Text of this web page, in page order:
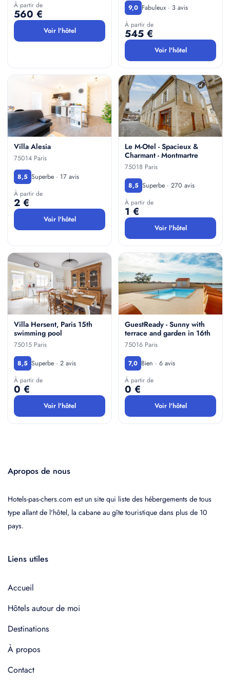
À partir de
560 €
Voir l'hôtel
9,0 Fabuleux · 3 avis
À partir de
545 €
Voir l'hôtel
Villa Alesia
75014 Paris
8,5 Superbe · 17 avis
À partir de
2 €
Voir l'hôtel
Le M-Otel - Spacieux &
Charmant - Montmartre
75018 Paris
8,5 Superbe · 270 avis
À partir de
1 €
Voir l'hôtel
Villa Hersent, Paris 15th
swimming pool
75015 Paris
8,5 Superbe · 2 avis
À partir de
0 €
Voir l'hôtel
GuestReady - Sunny with
terrace and garden in 16th
75016 Paris
7,0 Bien · 6 avis
À partir de
0 €
Voir l'hôtel
Apropos de nous
Hotels-pas-chers.com est un site qui liste des hébergements de tous
type allant de l'hôtel, la cabane au gîte touristique dans plus de 10
pays.
Liens utiles
Accueil
Hôtels autour de moi
Destinations
À propos
Contact